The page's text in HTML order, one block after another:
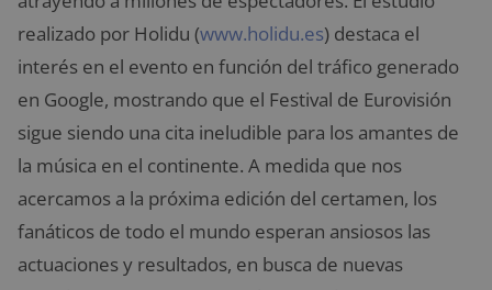
realizado por Holidu (www.holidu.es) destaca el
interés en el evento en función del tráfico generado
en Google, mostrando que el Festival de Eurovisión
sigue siendo una cita ineludible para los amantes de
la música en el continente. A medida que nos
acercamos a la próxima edición del certamen, los
fanáticos de todo el mundo esperan ansiosos las
actuaciones y resultados, en busca de nuevas